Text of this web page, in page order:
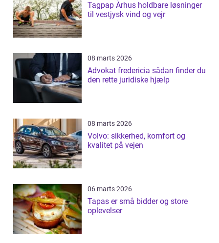
Tagpap Århus holdbare løsninger
til vestjysk vind og vejr
08 marts 2026
Advokat fredericia sådan finder du
den rette juridiske hjælp
08 marts 2026
Volvo: sikkerhed, komfort og
kvalitet på vejen
06 marts 2026
Tapas er små bidder og store
oplevelser